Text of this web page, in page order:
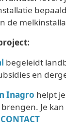
de
begeleidt
en
Inagro helpt
Je
CONTACT